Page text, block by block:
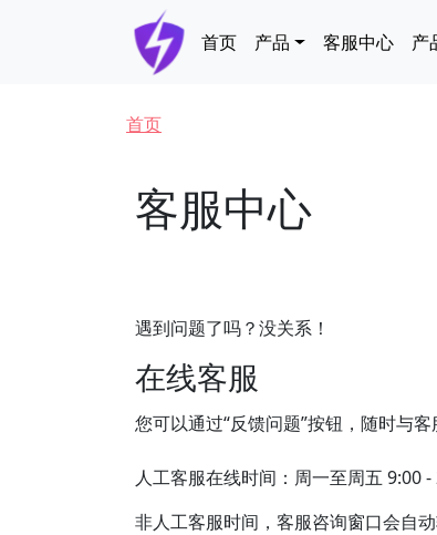
Main navigation
首页 产品 客服中心 产
面包屑
首页
客服中心
遇到问题了吗？没关系！
在线客服
您可以通过“反馈问题”按钮，随时与客
人工客服在线时间：周一至周五 9:00 -
非人工客服时间，客服咨询窗口会自